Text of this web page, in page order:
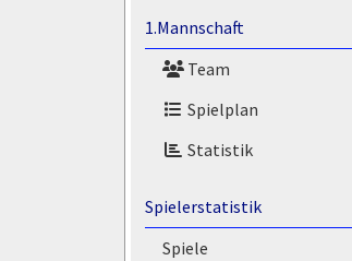
1.Mannschaft
Team
Spielplan
Statistik
Spielerstatistik
Spiele